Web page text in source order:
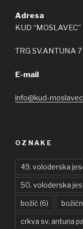
Adresa
KUD
TRG SV.ANTUNA
E-mail
info@kud-
OZNAKE
49. voloderska
50. voloderska
božić (6)
crkva sv. antuna